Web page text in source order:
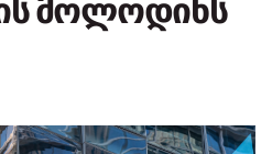
მოლოდინს